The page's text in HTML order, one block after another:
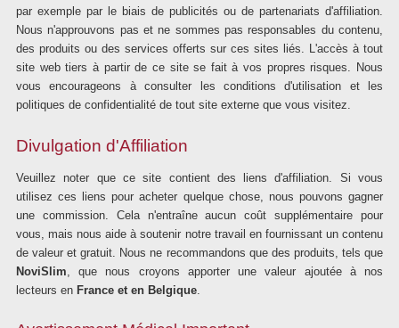
par exemple par le biais de publicités ou de partenariats d'affiliation.
Nous n'approuvons pas et ne sommes pas responsables du contenu,
des produits ou des services offerts sur ces sites liés. L'accès à tout
site web tiers à partir de ce site se fait à vos propres risques. Nous
vous encourageons à consulter les conditions d'utilisation et les
politiques de confidentialité de tout site externe que vous visitez.
Divulgation d'Affiliation
Veuillez noter que ce site contient des liens d'affiliation. Si vous
utilisez ces liens pour acheter quelque chose, nous pouvons gagner
une commission. Cela n'entraîne aucun coût supplémentaire pour
vous, mais nous aide à soutenir notre travail en fournissant un contenu
de valeur et gratuit. Nous ne recommandons que des produits, tels que
NoviSlim, que nous croyons apporter une valeur ajoutée à nos
lecteurs en France et en Belgique.